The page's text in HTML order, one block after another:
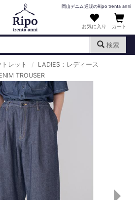
岡山デニム通販のRipo trenta anni
お気に入り カート
検索
）
シャツ
レット
LADIES：レディース
TROUSER